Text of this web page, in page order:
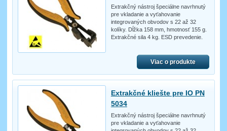
Extrakčný nástroj špeciálne navrhnutý
pre vkladanie a vyťahovanie
integrovaných obvodov s 22 až 32
kolíky. Dĺžka 158 mm, hmotnosť 155 g.
Extrakčné sila 4 kg. ESD prevedenie.
Viac o produkte
Extrakčné kliešte pre IO PN
5034
Extrakčný nástroj špeciálne navrhnutý
pre vkladanie a vyťahovanie